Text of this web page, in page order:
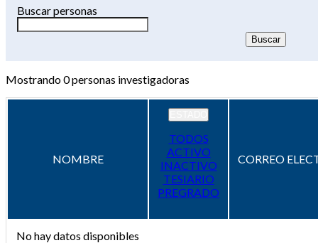
Buscar personas
Mostrando0personas investigadoras
NOMBRE
TODOS
ACTIVO
INACTIVO
TESIARIO
PREGRADO
CORREO
No hay datos disponibles